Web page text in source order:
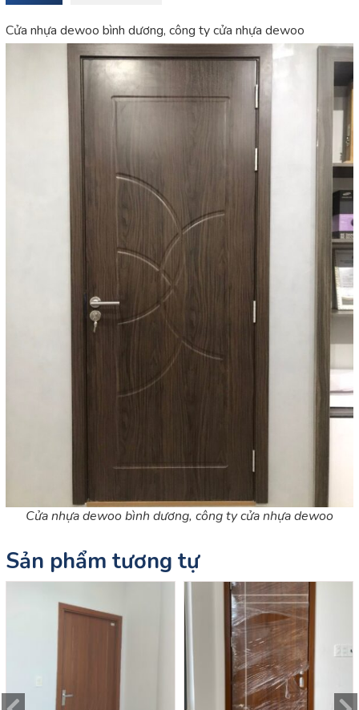
Cửa nhựa dewoo bình dương, công ty cửa nhựa dewoo
Cửa nhựa dewoo bình dương, công ty cửa nhựa dewoo
Sản phẩm tương tự